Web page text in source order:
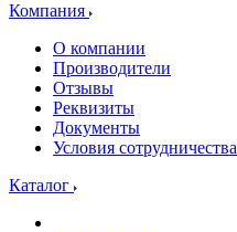
Компания
О компании
Производители
Отзывы
Реквизиты
Документы
Условия сотрудничества
Каталог